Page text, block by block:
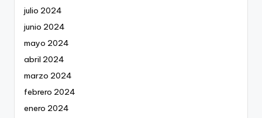
julio 2024
junio 2024
mayo 2024
abril 2024
marzo 2024
febrero 2024
enero 2024